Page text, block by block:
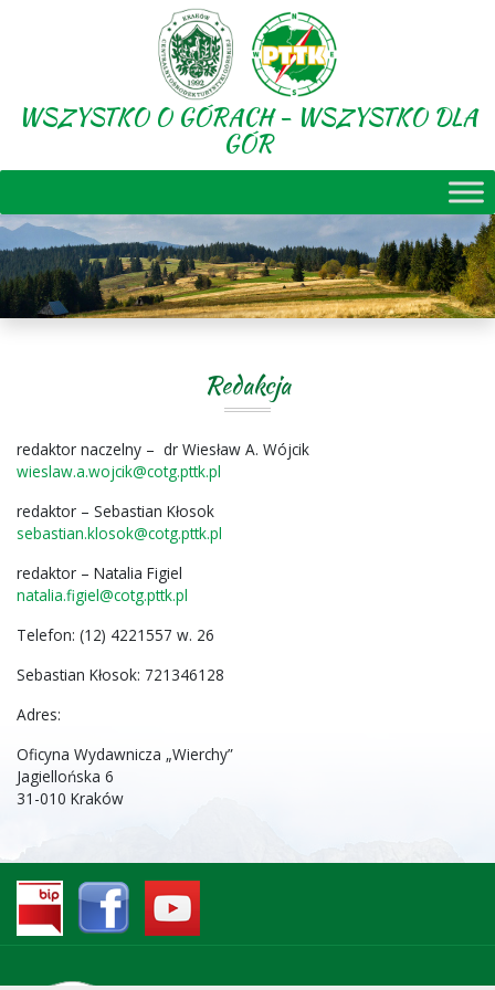
WSZYSTKO O GÓRACH - WSZYSTKO DLA
GÓR
Redakcja
redaktor naczelny – dr Wiesław A. Wójcik
wieslaw.a.wojcik@cotg.pttk.pl
redaktor – Sebastian Kłosok
sebastian.klosok@cotg.pttk.pl
redaktor – Natalia Figiel
natalia.figiel@cotg.pttk.pl
Telefon: (12) 4221557 w. 26
Sebastian Kłosok: 721346128
Adres:
Oficyna Wydawnicza „Wierchy”
Jagiellońska 6
31-010 Kraków